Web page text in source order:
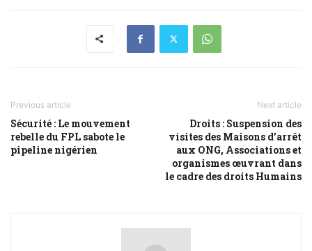
Previous article
Sécurité : Le mouvement
rebelle du FPL sabote le
pipeline nigérien
Next article
Droits : Suspension des
visites des Maisons d’arrêt
aux ONG, Associations et
organismes œuvrant dans
le cadre des droits Humains